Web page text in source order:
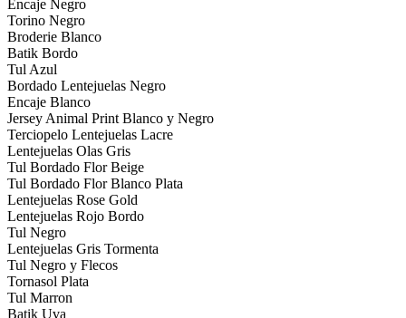
Encaje Negro
Torino Negro
Broderie Blanco
Batik Bordo
Tul Azul
Bordado Lentejuelas Negro
Encaje Blanco
Jersey Animal Print Blanco y Negro
Terciopelo Lentejuelas Lacre
Lentejuelas Olas Gris
Tul Bordado Flor Beige
Tul Bordado Flor Blanco Plata
Lentejuelas Rose Gold
Lentejuelas Rojo Bordo
Tul Negro
Lentejuelas Gris Tormenta
Tul Negro y Flecos
Tornasol Plata
Tul Marron
Batik Uva